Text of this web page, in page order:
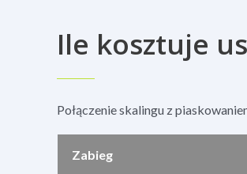
Ile kosztuje
Połączenie skalingu z
Zabieg